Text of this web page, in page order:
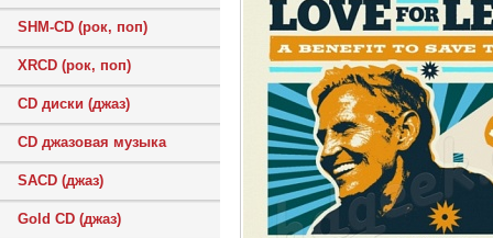
SHM-CD (рок, поп)
XRCD (рок, поп)
CD диски (джаз)
CD джазовая музыка
SACD (джаз)
Gold CD (джаз)